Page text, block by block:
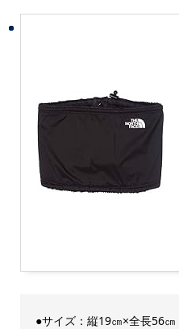
●サイズ：縦19㎝×全長56㎝